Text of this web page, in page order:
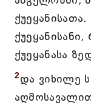
ქუეყანასა
2და ვიხილე